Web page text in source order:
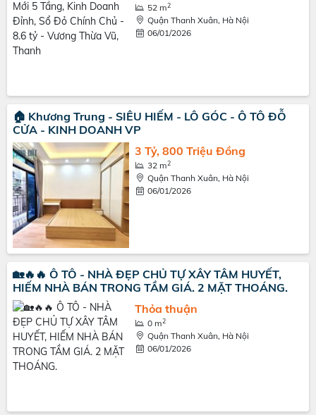
52 m2
Quận Thanh Xuân, Hà Nội
06/01/2026
🏠 Khương Trung - SIÊU HIẾM - LÔ GÓC - Ô TÔ ĐỖ
CỬA - KINH DOANH VP
3 Tỷ, 800 Triệu Đồng
32 m2
Quận Thanh Xuân, Hà Nội
06/01/2026
🏡🔥🔥 Ô TÔ - NHÀ ĐẸP CHỦ TỰ XÂY TÂM HUYẾT,
HIẾM NHÀ BÁN TRONG TẦM GIÁ. 2 MẶT THOÁNG.
Thỏa thuận
0 m2
Quận Thanh Xuân, Hà Nội
06/01/2026